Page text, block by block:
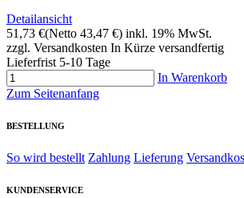
Detailansicht
51,73 €(Netto 43,47 €) inkl. 19% MwSt.
zzgl. Versandkosten In Kürze versandfertig
Lieferfrist 5-10 Tage
In Warenkorb
Zum Seitenanfang
BESTELLUNG
So wird bestellt Zahlung Lieferung
KUNDENSERVICE